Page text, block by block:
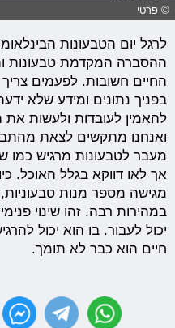
© פרטי
לרגל יום הטבעונות
ההסברה המקדמת טבעונות
החיים חשובות. לפעמים
בפניך נתונים ומידע שלא
להאמין לעובדות ולעשות את
ואנחנו מתקשים לצאת
מעבר לטבעונות מרגיש כמו
אך לאו דווקא בגלל האוכל.
מגישה מספר מנות
במהירות רבה. זהו שינוי
יכול לעבור. בו הוא יכול
חיים הוא כבר לא תומך.